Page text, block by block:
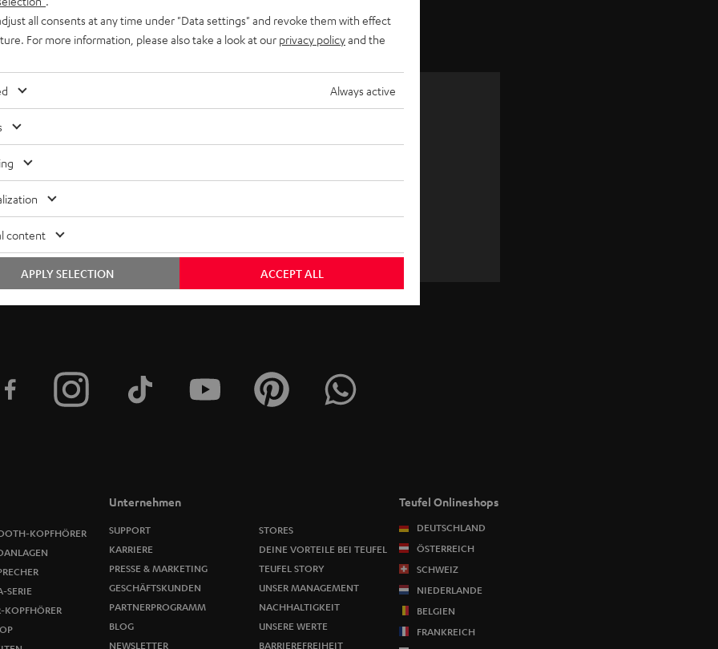
N
e
w
s
l
e
t
e
r
e
d
Wähle deinen Gutschein!
ANMELDEN
KOPFHÖRER
SERIE
KOPFHÖRER
Unternehmen
SUPPORT
KARRIERE
PRESSE & MARKETING
GESCHÄFTSKUNDEN
PARTNERPROGRAMM
BLOG
NEWSLETTER
STORES
DEINE VORTEILE BEI TEUFEL
TEUFEL STORY
UNSER MANAGEMENT
NACHHALTIGKEIT
UNSERE WERTE
BARRIEREFREIHEIT
Teufel Onlineshops
DEUTSCHLAND
ÖSTERREICH
SCHWEIZ
NIEDERLANDE
BELGIEN
FRANKREICH
all consents at any time under "Data settings" and revoke them with effect
For more information, please also take a look at our privacy policyand the
Always active
content
ACCEPT ALL
APPLY SELECTION